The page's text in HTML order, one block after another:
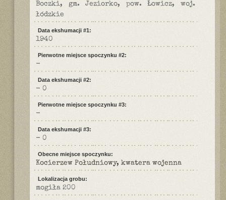
Boczki, gm. Jeziorko, pow. Łowicz, woj.
łódzkie
Data ekshumacji #1:
1940
Pierwotne miejsce spoczynku #2:
-
Data ekshumacji #2:
- 0
Pierwotne miejsce spoczynku #3:
-
Data ekshumacji #3:
- 0
Obecne miejsce spoczynku:
Kocierzew Południowy, kwatera wojenna
Lokalizacja grobu:
mogiła 200